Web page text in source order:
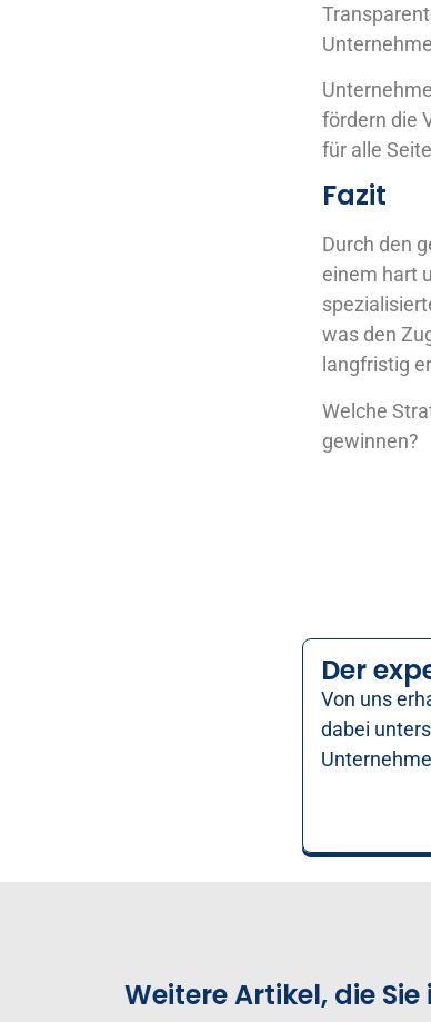
fördern die
für alle
Fazit
Durch den
einem hart
was den
langfristig
Welche
gewinnen?
Der
Von uns
dabei
Weitere Artikel, die